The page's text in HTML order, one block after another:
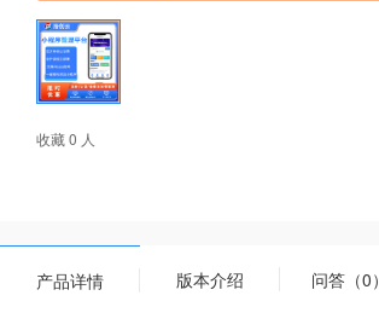
收藏 0 人
产品详情 版本介绍 问答（0）